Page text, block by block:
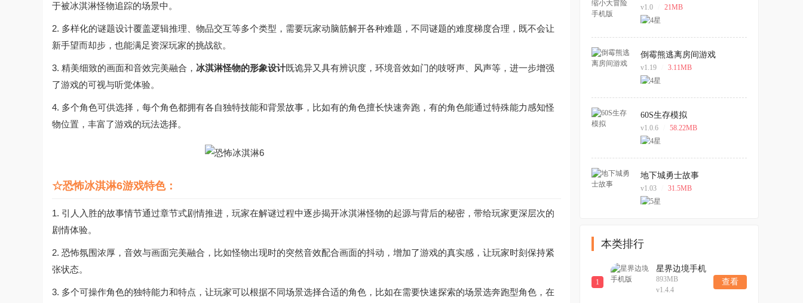
于被冰淇淋怪物追踪的场景中。
2. 多样化的谜题设计覆盖逻辑推理、物品交互等多个类型，需要玩家动脑筋解开各种难题，不同谜题的难度梯度合理，既不会让
新手望而却步，也能满足资深玩家的挑战欲。
3. 精美细致的画面和音效完美融合， 冰淇淋怪物的形象设计既诡异又具有辨识度，环境音效如门的吱呀声、风声等，进一步增强
了游戏的可视与听觉体验。
4. 多个角色可供选择，每个角色都拥有各自独特技能和背景故事，比如有的角色擅长快速奔跑，有的角色能通过特殊能力感知怪
物位置，丰富了游戏的玩法选择。
☆恐怖冰淇淋6游戏特色：
1. 引人入胜的故事情节通过章节式剧情推进，玩家在解谜过程中逐步揭开冰淇淋怪物的起源与背后的秘密，带给玩家更深层次的
剧情体验。
2. 恐怖氛围浓厚，音效与画面完美融合，比如怪物出现时的突然音效配合画面的抖动，增加了游戏的真实感，让玩家时刻保持紧
张状态。
3. 多个可操作角色的独特能力和特点，让玩家可以根据不同场景选择合适的角色，比如在需要快速探索的场景选奔跑型角色，在
v1.0 21MB
倒霉熊逃离房间游戏
v1.19 3.11MB
60S生存模拟
v1.0.6 58.22MB
地下城勇士故事
v1.03 31.5MB
本类排行
1
星界边境手机
版
893MB
v1.4.4
查看